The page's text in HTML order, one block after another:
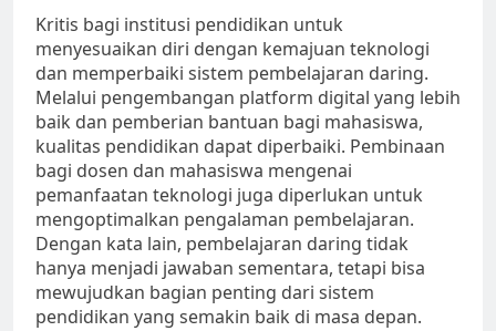
Kritis bagi institusi pendidikan untuk
menyesuaikan diri dengan kemajuan teknologi
dan memperbaiki sistem pembelajaran daring.
Melalui pengembangan platform digital yang lebih
baik dan pemberian bantuan bagi mahasiswa,
kualitas pendidikan dapat diperbaiki. Pembinaan
bagi dosen dan mahasiswa mengenai
pemanfaatan teknologi juga diperlukan untuk
mengoptimalkan pengalaman pembelajaran.
Dengan kata lain, pembelajaran daring tidak
hanya menjadi jawaban sementara, tetapi bisa
mewujudkan bagian penting dari sistem
pendidikan yang semakin baik di masa depan.